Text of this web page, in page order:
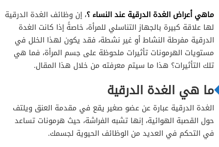
تغيرات الوزن
ضغط دم غير طبيعي
مشاكل البراز
التعب
تغيرات في المزاج
تغييرات الدورة الشهرية
ماهي أعراض الغدة الدرقية عند النساء ؟، إن وظائف الغدة الدرقية
لها علاقة كبيرة بالجهاز التناسلي للمرأة، خاصةً إذا كانت الغدة
الدرقية مفرطة النشاط أو غير نشطة، فقد يكون لهذا الخلل في
مستويات الهرمونات تأثيرات ملحوظة على جسم المرأة، فما هي
تلك التأثيرات؟ هذا ما سيتم معرفته من خلال هذا المقال.
ما هي الغدة الدرقية
الغدة الدرقية عبارة عن عضو صغير يقع في مقدمة العنق ويلتف
حول القصبة الهوائية، إنها تشبه الفراشة، حيث هرمونات تساعد
في التحكم في العديد من الوظائف الحيوية لجسمك.